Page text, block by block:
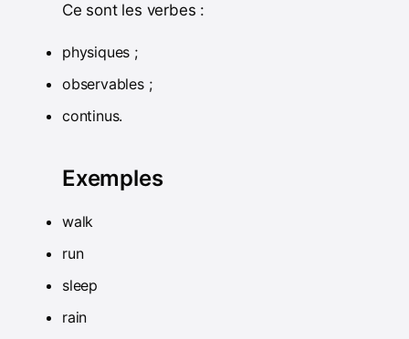
Ce sont les verbes :
physiques ;
observables ;
continus.
Exemples
walk
run
sleep
rain